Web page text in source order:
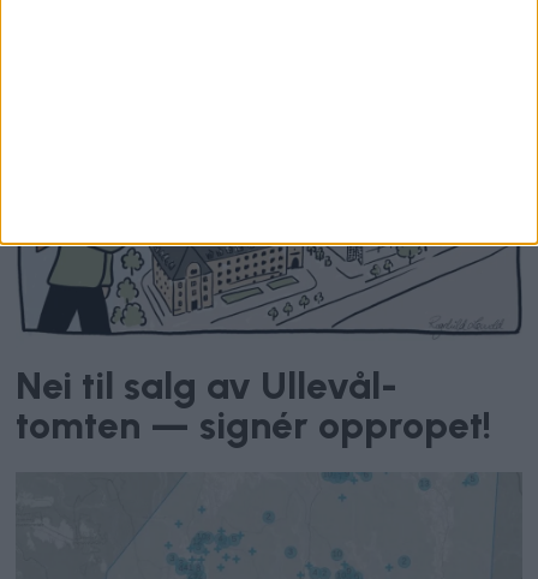
Nei til salg av Ullevål-
tomten — signér oppropet!